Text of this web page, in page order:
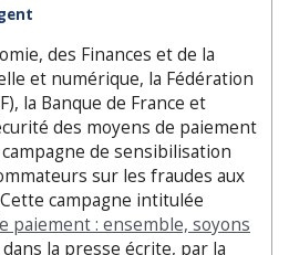
des Finances et de la
et numérique, la Fédération
la Banque de France et
des moyens de paiement
de sensibilisation
sur les fraudes aux
campagne intitulée
paiement : ensemble, soyons
la presse écrite, par la